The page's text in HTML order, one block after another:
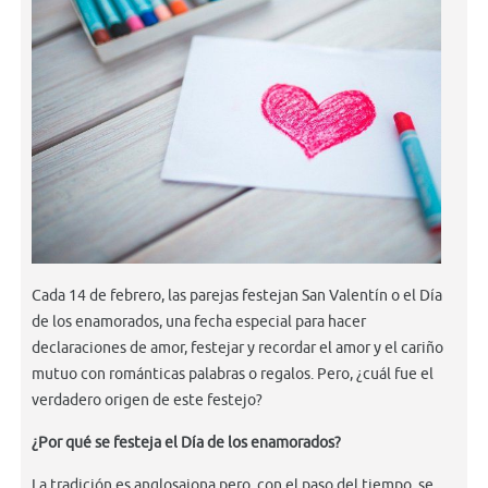
Cada 14 de febrero, las parejas festejan San Valentín o el Día
de los enamorados, una fecha especial para hacer
declaraciones de amor, festejar y recordar el amor y el cariño
mutuo con románticas palabras o regalos. Pero, ¿cuál fue el
verdadero origen de este festejo?
¿Por qué se festeja el Día de los enamorados?